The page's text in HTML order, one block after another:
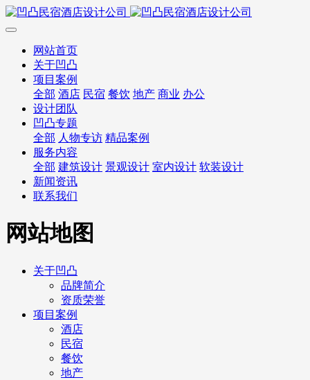
网站首页
关于凹凸
项目案例
全部 酒店 民宿 餐饮 地产 商业 办公
设计团队
凹凸专题
全部 人物专访 精品案例
服务内容
全部 建筑设计 景观设计 室内设计 软装设计
新闻资讯
联系我们
网站地图
关于凹凸
品牌简介
资质荣誉
项目案例
酒店
民宿
餐饮
地产